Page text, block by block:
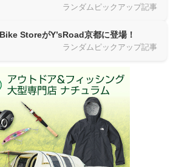
ランダムピックアップ記事
StoreがY’sRoad京都に登場！
ランダムピックアップ記事